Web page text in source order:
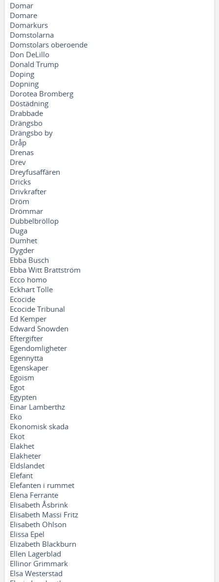
Domar
Domare
Domarkurs
Domstolarna
Domstolars oberoende
Don DeLillo
Donald Trump
Doping
Dopning
Dorotea Bromberg
Döstädning
Drabbade
Drängsbo
Drängsbo by
Dråp
Drenas
Drev
Dreyfusaffären
Dricks
Drivkrafter
Dröm
Drömmar
Dubbelbröllop
Duga
Dumhet
Dygder
Ebba Busch
Ebba Witt Brattström
Ecco homo
Eckhart Tolle
Ecocide
Ecocide Tribunal
Ed Kemper
Edward Snowden
Eftergifter
Egendomligheter
Egennytta
Egenskaper
Egoism
Egot
Egypten
Einar Lamberthz
Eko
Ekonomisk skada
Ekot
Elakhet
Elakheter
Eldslandet
Elefant
Elefanten i rummet
Elena Ferrante
Elisabeth Åsbrink
Elisabeth Massi Fritz
Elisabeth Ohlson
Elissa Epel
Elizabeth Blackburn
Ellen Lagerblad
Ellinor Grimmark
Elsa Westerstad